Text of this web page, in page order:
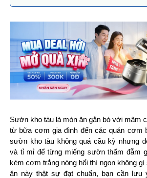
Sườn kho tàu là món ăn gắn bó với mâm
từ bữa cơm gia đình đến các quán cơm
sườn kho tàu không quá cầu kỳ nhưng
và tỉ mỉ để từng miếng sườn thấm đẫm
kèm cơm trắng nóng hổi thì ngon không
ăn này thật sự đạt chuẩn, bạn cần lưu